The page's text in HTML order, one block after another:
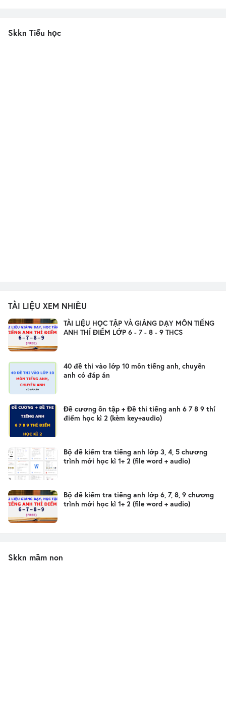
Skkn Tiểu học
TÀI LIỆU XEM NHIỀU
TÀI LIỆU HỌC TẬP VÀ GIẢNG DẠY MÔN TIẾNG
ANH THÍ ĐIỂM LỚP 6 - 7 - 8 - 9 THCS
40 đề thi vào lớp 10 môn tiếng anh, chuyên
anh có đáp án
Đề cương ôn tập + Đề thi tiếng anh 6 7 8 9 thí
điểm học kì 2 (kèm key+audio)
Bộ đề kiểm tra tiếng anh lớp 3, 4, 5 chương
trình mới học kì 1+ 2 (file word + audio)
Bộ đề kiểm tra tiếng anh lớp 6, 7, 8, 9 chương
trình mới học kì 1+ 2 (file word + audio)
Skkn mầm non